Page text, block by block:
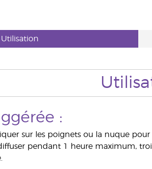
Utilisation
:
sur les poignets ou la nuque
pendant 1 heure maximum,